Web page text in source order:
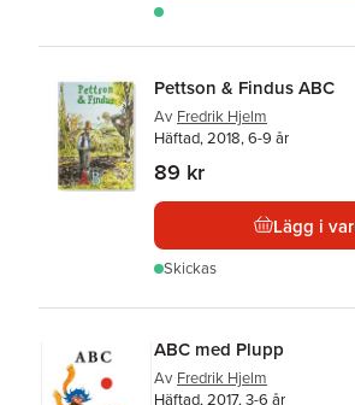
Pettson & Findus ABC
Av Fredrik Hjelm
Häftad, 2018, 6-9 år
89 kr
Lägg i
Skickas
ABC med Plupp
Av Fredrik Hjelm
Häftad, 2017, 3-6 år